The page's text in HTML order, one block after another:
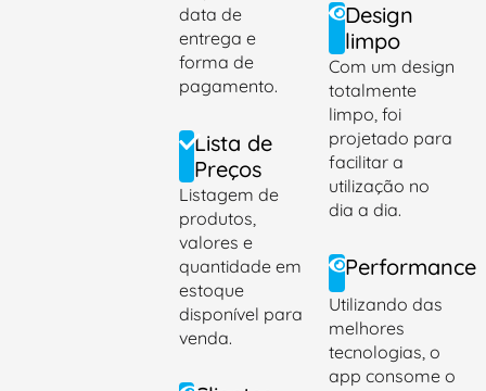
data de
entrega e
forma de
pagamento.
Lista de
Preços
Listagem de
produtos,
valores e
quantidade em
estoque
disponível para
venda.
Design
limpo
Com um design
totalmente
limpo, foi
projetado para
facilitar a
utilização no
dia a dia.
Performance
Utilizando das
melhores
tecnologias, o
app consome o